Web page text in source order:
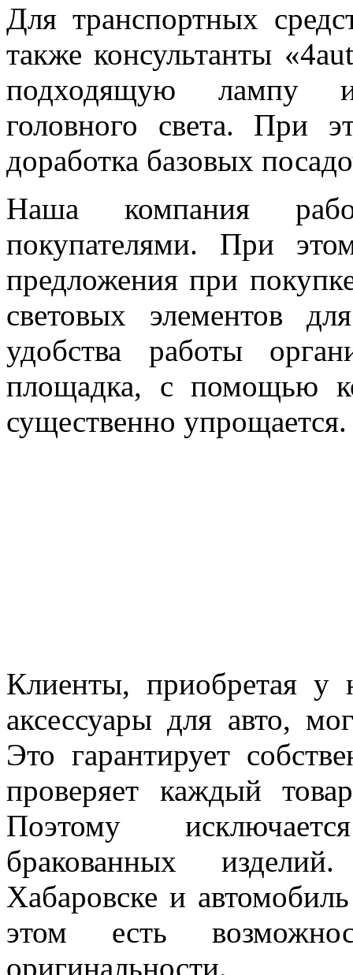
Для транспортных
также консультанты
подходящую лампу
головного света. При
доработка базовых
Наша компания
покупателями. При
предложения при
световых элементов
удобства работы
площадка, с помощью
существенно упрощается.
Клиенты, приобретая у
аксессуары для авто,
Это гарантирует
проверяет каждый
Поэтому
бракованных
Хабаровске и
этом есть
оригинальности.